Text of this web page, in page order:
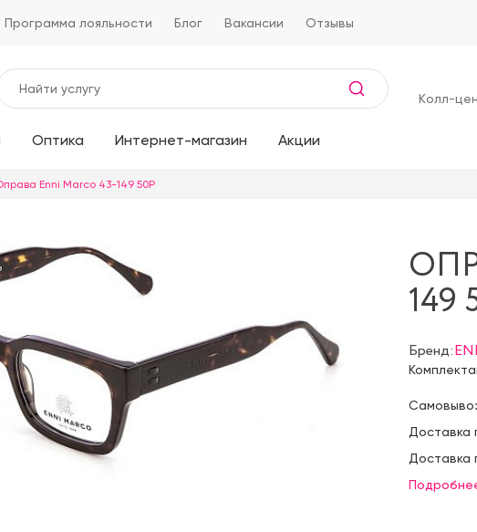
Программа лояльности Блог Вакансии Отзывы
Kолл-
Оптика Интернет-магазин Акции
Enni Marco 43-149 50P
149
Бренд:
Доставка
Доставка